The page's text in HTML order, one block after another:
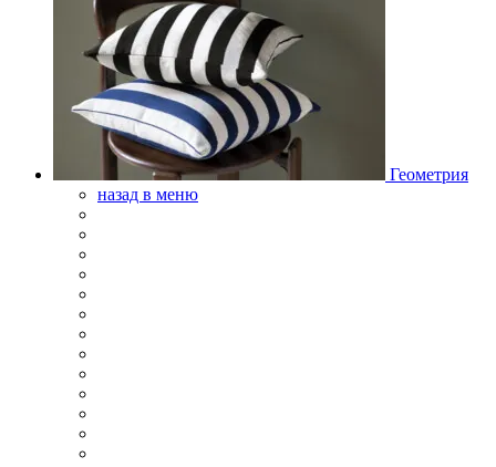
Геометрия
назад в меню